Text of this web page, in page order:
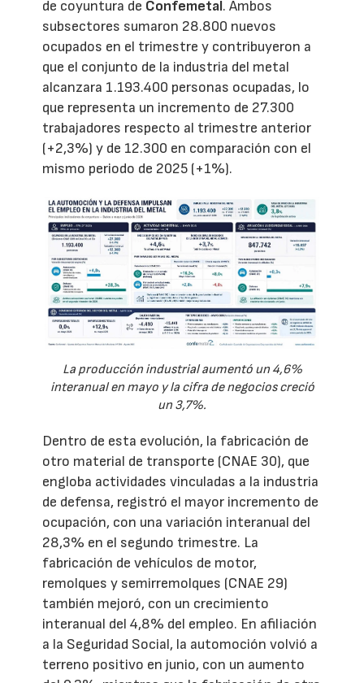
de coyuntura de Confemetal. Ambos
subsectores sumaron 28.800 nuevos
ocupados en el trimestre y contribuyeron a
que el conjunto de la industria del metal
alcanzara 1.193.400 personas ocupadas, lo
que representa un incremento de 27.300
trabajadores respecto al trimestre anterior
(+2,3%) y de 12.300 en comparación con el
mismo periodo de 2025 (+1%).
La producción industrial aumentó un 4,6%
interanual en mayo y la cifra de negocios creció
un 3,7%.
Dentro de esta evolución, la fabricación de
otro material de transporte (CNAE 30), que
engloba actividades vinculadas a la industria
de defensa, registró el mayor incremento de
ocupación, con una variación interanual del
28,3% en el segundo trimestre. La
fabricación de vehículos de motor,
remolques y semirremolques (CNAE 29)
también mejoró, con un crecimiento
interanual del 4,8% del empleo. En afiliación
a la Seguridad Social, la automoción volvió a
terreno positivo en junio, con un aumento